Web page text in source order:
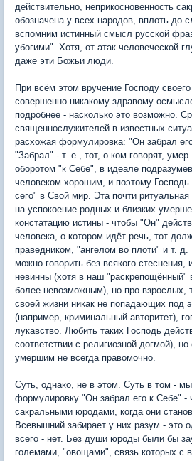
действительно, неприкосновенность
обозначена у всех народов, вплоть до
вспомним истинный смысл русской
убогими". Хотя, от атак человеческой
даже эти Божьи люди.
При всём этом вручение Господу
совершенно никакому здравому
подробнее - насколько это возможно.
священнослужителей в известных
расхожая формулировка: "Он забрал
"Забрал" - т. е., тот, о ком говорят,
оборотом "к Себе", в идеале
человеком хорошим, и поэтому Господь
сего" в Свой мир. Эта почти
на успокоение родных и близких
констатацию истины - чтобы "Он"
человека, о котором идёт речь, тот
праведником, "ангелом во плоти" и т.
можно говорить без всякого
невинны (хотя в наш "раскрепощённый"
более невозможным), но про взрослых,
своей жизни никак не попадающих под
(например, криминальный авторитет),
лукавство. Любить таких Господь
соответствии с религиозной догмой), но
умершим не всегда правомочно.
Суть, однако, не в этом. Суть в том -
формулировку "Он забрал его к Себе" -
сакральными юродами, когда они
Всевышний забирает у них разум - это
всего - нет. Без души юроды были бы
големами, "овощами", связь которых с